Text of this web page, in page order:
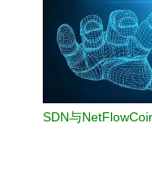
SDN与